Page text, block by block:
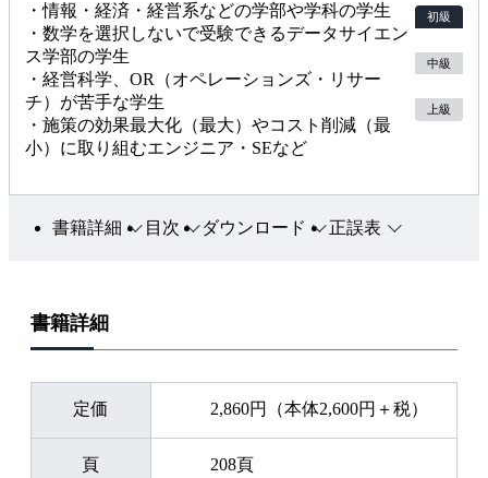
・情報・経済・経営系などの学部や学科の学生
・数学を選択しないで受験できるデータサイエン
ス学部の学生
・経営科学、OR（オペレーションズ・リサー
チ）が苦手な学生
・施策の効果最大化（最大）やコスト削減（最
小）に取り組むエンジニア・SEなど
初級
中級
上級
書籍詳細 目次 ダウンロード 正誤表
書籍詳細
定価 2,860円（本体2,600円＋税）
頁 208頁